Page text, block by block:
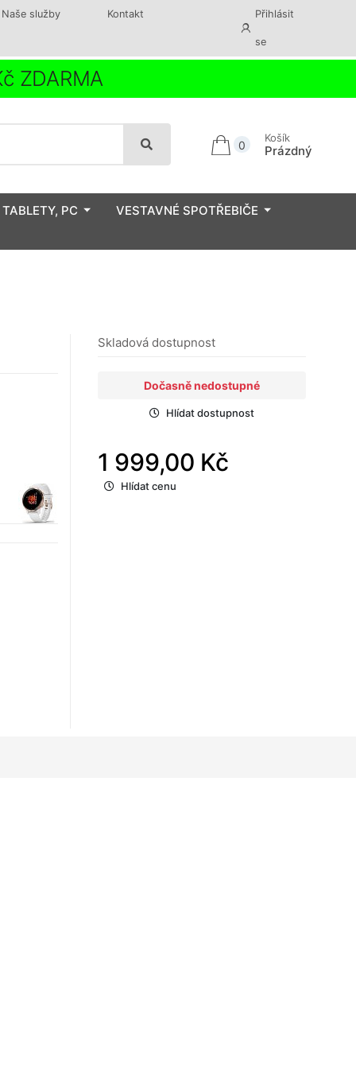
Naše služby Kontakt Přihlásit
se
ZDARMA
0
Košík
Prázdný
PC
VESTAVNÉ SPOTŘEBIČE
Skladová dostupnost
Dočasně nedostupné
Hlídat dostupnost
1 999,00 Kč
Hlídat cenu